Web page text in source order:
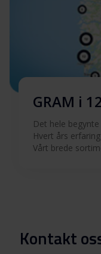
GRAM i
Det hele
Hvert års
Vårt brede
Kontakt